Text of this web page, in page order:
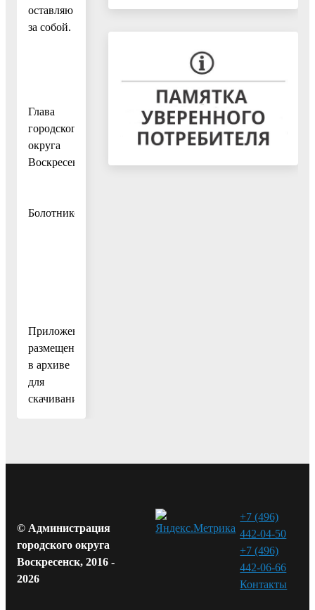
оставляю
за собой.
Глава
городского
округа
Воскресенск
Болотников
Приложение
размещено
в архиве
для
скачивания
© Администрация
городского округа
Воскресенск, 2016 -
2026
+7 (496)
442-04-50
+7 (496)
442-06-66
Контакты⁠